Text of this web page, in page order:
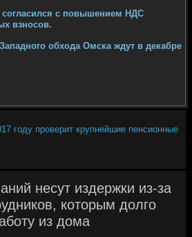
с повышением НДС
взносов.
обхода Омска ждут в декабре
году проверит крупнейшие пенсионные
несут издержки из-за
которым долго
из дома